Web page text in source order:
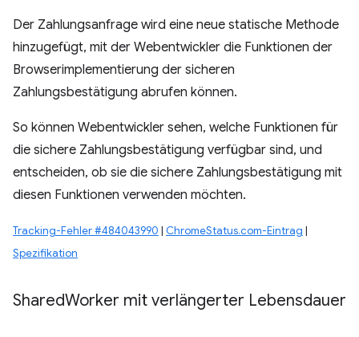
Der Zahlungsanfrage wird eine neue statische Methode
hinzugefügt, mit der Webentwickler die Funktionen der
Browserimplementierung der sicheren
Zahlungsbestätigung abrufen können.
So können Webentwickler sehen, welche Funktionen für
die sichere Zahlungsbestätigung verfügbar sind, und
entscheiden, ob sie die sichere Zahlungsbestätigung mit
diesen Funktionen verwenden möchten.
Tracking-Fehler #484043990 | ChromeStatus.com-Eintrag |
Spezifikation
SharedWorker mit verlängerter Lebensdauer